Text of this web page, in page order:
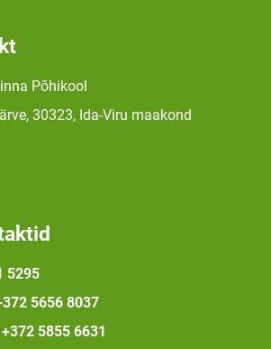
Põhikool
30323, Ida-Viru maakond
5295
5656 8037
+372 5855 6631